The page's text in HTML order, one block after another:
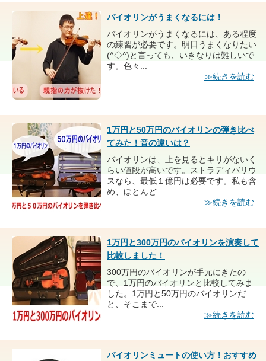
バイオリンがうまくなるには！
バイオリンがうまくなるには、ある程度
の練習が必要です。明日うまくなりたい
(^◇^)と言っても、いきなりは難しいで
す。色々...
≫続きを読む
1万円と50万円のバイオリンの弾き比べ
てみた！音の違いは？
バイオリンは、上を見るとキリがないく
らい値段が高いです。ストラディバリウ
スなら、最低１億円は必要です。私も含
め、ほとんど...
≫続きを読む
1万円と300万円のバイオリンを演奏して
比較しました！
300万円のバイオリンが手元にきたの
で、1万円のバイオリンと比較してみま
した。1万円と50万円のバイオリンだ
と、そこまで...
≫続きを読む
バイオリンミュートの使い方！おすすめ